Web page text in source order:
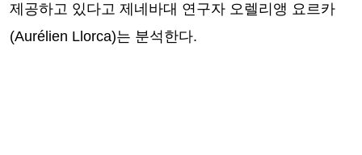
제공하고 있다고 제네바대 연구자 오렐리앵 요르카
(Aurélien Llorca)는 분석한다.